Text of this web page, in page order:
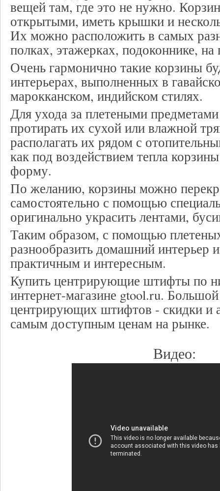
вещей там, где это не нужно.
открытыми, иметь крышки и
Их можно расположить в самых
полках, этажерках, подоконнике,
Очень гармонично такие корзины
интерьерах, выполненных в
марокканском, индийском стилях.
Для ухода за плетеными
протирать их сухой или влажной
располагать их рядом с
как под воздействием тепла
форму.
По желанию, корзины можно
самостоятельно с помощью
оригинально украсить лентами,
Таким образом, с помощью
разнообразить домашний интерьер и
практичным и интересным.
Купить центрирующие штифты по
интернет-магазине gtool.ru.
центрирующих штифтов - скидки и
самым доступным ценам на рынке.
Видео: